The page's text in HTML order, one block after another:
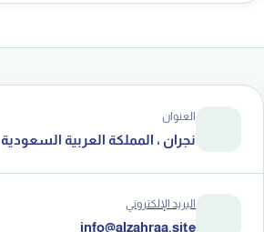
العنوان
نجران ، المملكة العربية السعودية
البريد الإلكتروني
info@alzahraa.site